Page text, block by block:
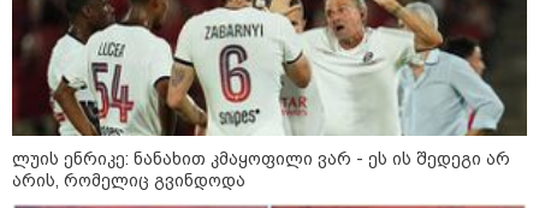
7
დღის ზოგადი
ასტროლოგიური
პროგნოზი
ეს დღე გამოირჩევა სტაბილური და მშვიდი ენერგიით. კარგი
ლუის ენრიკე: ნანახით კმაყოფილი ვარ - ეს ის შედეგი არ
არის, რომელიც გვინდოდა